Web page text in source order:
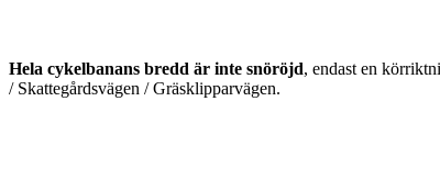
Hela cykelbanans bredd är inte snöröjd, endast en
/ Skattegårdsvägen / Gräsklipparvägen.